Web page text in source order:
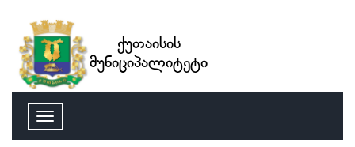
ქუთაისის
მუნიციპალიტეტი